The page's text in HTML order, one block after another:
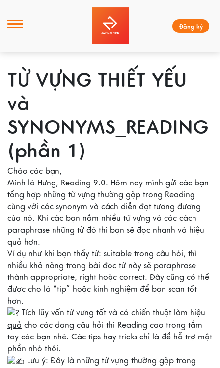
Đăng ký
TỪ VỰNG THIẾT YẾU
và
SYNONYMS_READING
(phần 1)
Chào các bạn,
Mình là Hưng, Reading 9.0. Hôm nay mình gửi các bạn
tổng hợp những từ vựng thường gặp trong Reading
cùng với các synonym và cách diễn đạt tương đương
của nó. Khi các bạn nắm nhiều từ vựng và các cách
paraphrase những từ đó thì bạn sẽ đọc nhanh và hiệu
quả hơn.
Ví dụ như khi bạn thấy từ: suitable trong câu hỏi, thì
nhiều khả năng trong bài đọc từ này sẽ paraphrase
thành appropriate, right hoặc correct. Đây cũng có thể
được cho là “tip” hoặc kinh nghiệm để bạn scan tốt
hơn.
Tích lũy vốn từ vựng tốt và có chiến thuật làm hiệu
quả cho các dạng câu hỏi thì Reading cao trong tầm
tay các bạn nhé. Các tips hay tricks chỉ là để hỗ trợ một
phần nhỏ thôi.
Lưu ý: Đây là những từ vựng thường gặp trong